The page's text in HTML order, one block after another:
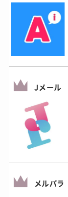
Jメール
メルパラ